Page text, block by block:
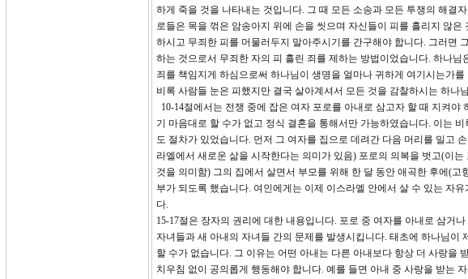
하게 죽을 것을 나타내는 것입니다. 그 때 모든 소송과 모든 투쟁의 해결
로들은 목을 꺾은 암송아지 위에 손을 씻으며 자신들이 피를 흘리지 않
하시고 무죄한 피를 머물러두지 말아주시기를 간구해야 합니다. 그러면
하는 것으로서 무죄한 자의 피 흘린 죄를 제하는 방법이었습니다. 하나
죄를 책임지게 하심으로써 하나님이 생명을 얼마나 귀하게 여기시는가
비록 사람들 눈은 피했지만 결국 살아계셔서 모든 것을 감찰하시는 하나
10-14절에서는 전쟁 중에 잡은 여자 포로를 아내로 삼고자 할 때 지켜
기 마음대로 할 수가 없고 정식 결혼을 통해서만 가능하였습니다. 이는
도 절차가 있었습니다. 먼저 그 여자를 집으로 데려간 다음 머리를 밀고
라엘에서 새로운 삶을 시작한다는 의미가 있음) 포로의 의복을 벗고(이
것을 의미함) 그의 집에서 살면서 부모를 위해 한 달 동안 애곡한 후에(
부가 되도록 했습니다. 여인에게는 이제 이스라엘 안에서 살 수 있는 자
다.
15-17절은 장자의 권리에 대한 내용입니다. 포로 중 여자를 아내로 삼거
자녀들과 새 아내의 자녀들 간의 문제를 발생시킵니다. 태초에 하나님
할 수가 없습니다. 그 이유는 어떤 아내는 다른 아내보다 항상 더 사랑을
치우침 없이 공의롭게 행동해야 합니다. 예를 들면 아내 중 사랑을 받는